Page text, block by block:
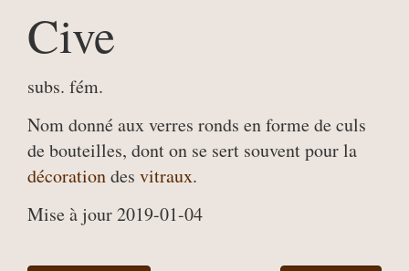
Cive
subs. fém.
Nom donné aux verres ronds en forme de culs
de bouteilles, dont on se sert souvent pour la
décorationdes vitraux.
Mise à jour 2019-01-04